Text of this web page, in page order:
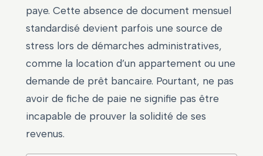
paye. Cette absence de document mensuel
standardisé devient parfois une source de
stress lors de démarches administratives,
comme la location d’un appartement ou une
demande de prêt bancaire. Pourtant, ne pas
avoir de fiche de paie ne signifie pas être
incapable de prouver la solidité de ses
revenus.